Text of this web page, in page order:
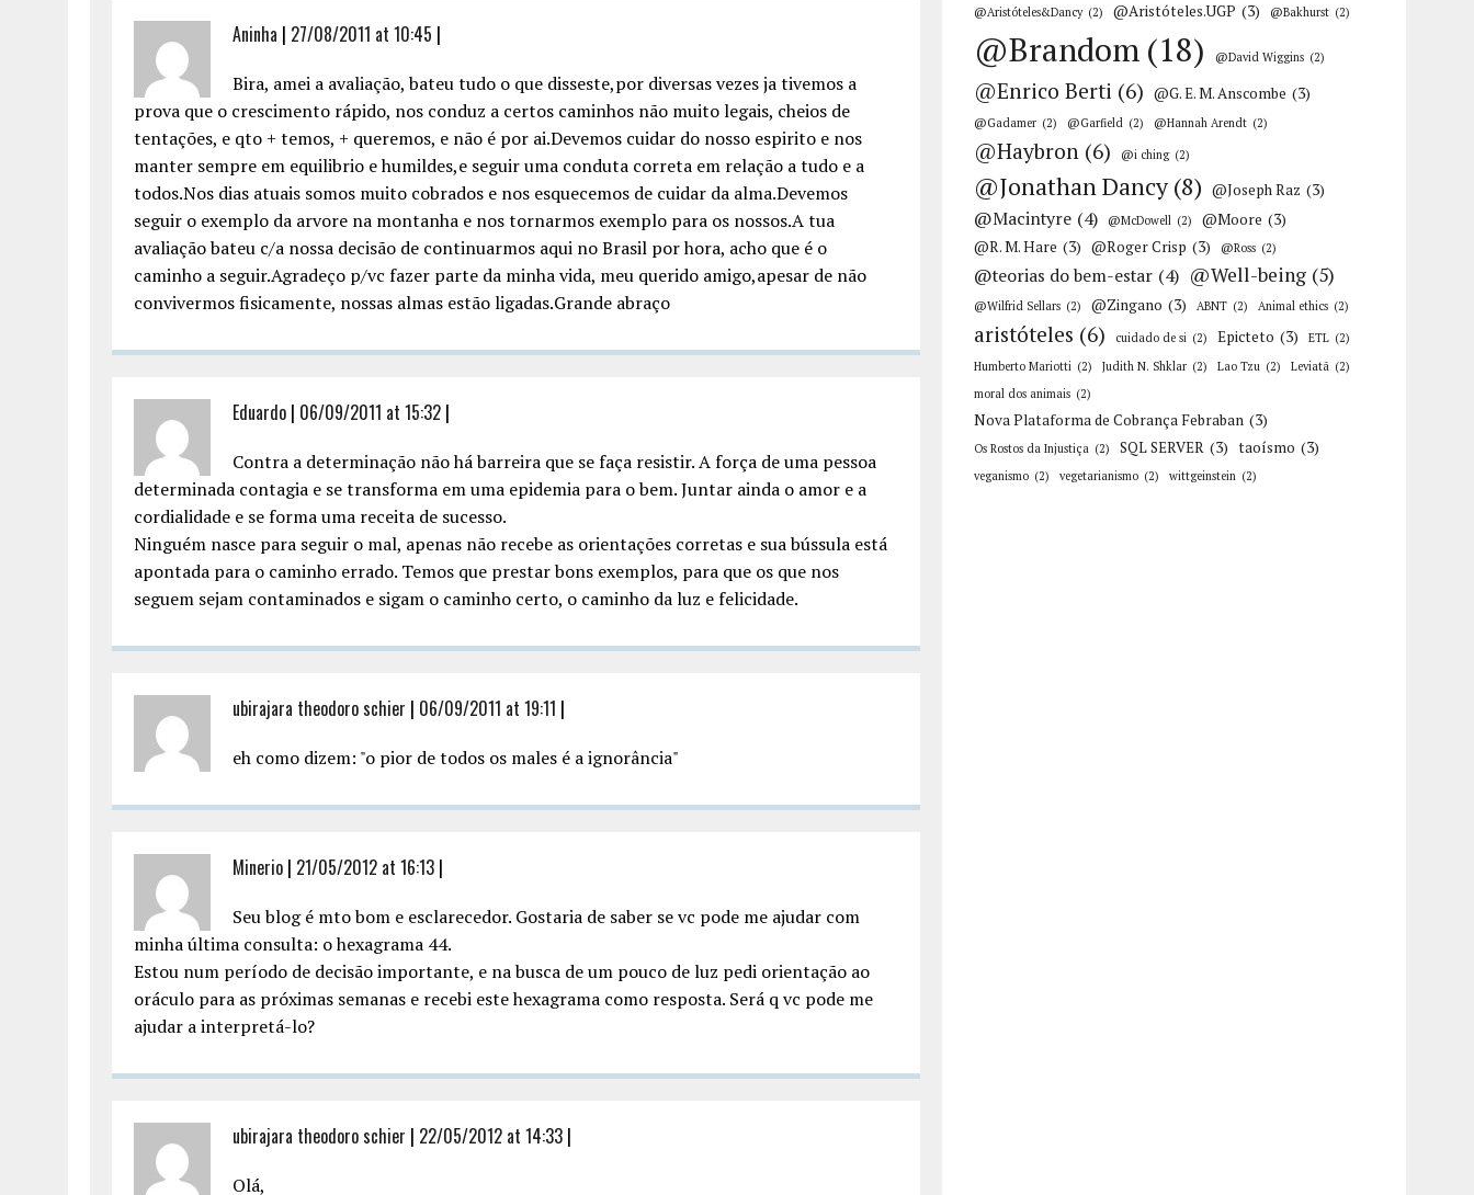
Aninha | 27/08/2011 at 10:45 |
Bira, amei a avaliação, bateu tudo o que disseste,por diversas vezes ja tivemos a
prova que o crescimento rápido, nos conduz a certos caminhos não muito legais, cheios de
tentações, e qto + temos, + queremos, e não é por ai.Devemos cuidar do nosso espirito e nos
manter sempre em equilibrio e humildes,e seguir uma conduta correta em relação a tudo e a
todos.Nos dias atuais somos muito cobrados e nos esquecemos de cuidar da alma.Devemos
seguir o exemplo da arvore na montanha e nos tornarmos exemplo para os nossos.A tua
avaliação bateu c/a nossa decisão de continuarmos aqui no Brasil por hora, acho que é o
caminho a seguir.Agradeço p/vc fazer parte da minha vida, meu querido amigo,apesar de não
convivermos fisicamente, nossas almas estão ligadas.Grande abraço
Eduardo | 06/09/2011 at 15:32 |
Contra a determinação não há barreira que se faça resistir. A força de uma pessoa
determinada contagia e se transforma em uma epidemia para o bem. Juntar ainda o amor e a
cordialidade e se forma uma receita de sucesso.
Ninguém nasce para seguir o mal, apenas não recebe as orientações corretas e sua bússula está
apontada para o caminho errado. Temos que prestar bons exemplos, para que os que nos
seguem sejam contaminados e sigam o caminho certo, o caminho da luz e felicidade.
ubirajara theodoro schier | 06/09/2011 at 19:11 |
eh como dizem: "o pior de todos os males é a ignorância"
Minerio | 21/05/2012 at 16:13 |
Seu blog é mto bom e esclarecedor. Gostaria de saber se vc pode me ajudar com
minha última consulta: o hexagrama 44.
Estou num período de decisão importante, e na busca de um pouco de luz pedi orientação ao
oráculo para as próximas semanas e recebi este hexagrama como resposta. Será q vc pode me
ajudar a interpretá-lo?
ubirajara theodoro schier | 22/05/2012 at 14:33 |
Olá,
@Aristóteles&Dancy (2) @Aristóteles.UGP (3) @Bakhurst (2)
@Brandom (18) @David Wiggins (2)
@Enrico Berti (6) @G. E. M. Anscombe (3)
@Gadamer (2) @Garfield (2) @Hannah Arendt (2)
@Haybron (6) @i ching (2)
@Jonathan Dancy (8) @Joseph Raz (3)
@Macintyre (4) @McDowell (2) @Moore (3)
@R. M. Hare (3) @Roger Crisp (3) @Ross (2)
@teorias do bem-estar (4) @Well-being (5)
@Wilfrid Sellars (2) @Zingano (3) ABNT (2) Animal ethics (2)
aristóteles (6) cuidado de si (2) Epicteto (3) ETL (2)
Humberto Mariotti (2) Judith N. Shklar (2) Lao Tzu (2) Leviatã (2)
moral dos animais (2)
Nova Plataforma de Cobrança Febraban (3)
Os Rostos da Injustiça (2) SQL SERVER (3) taoísmo (3)
veganismo (2) vegetarianismo (2) wittgeinstein (2)